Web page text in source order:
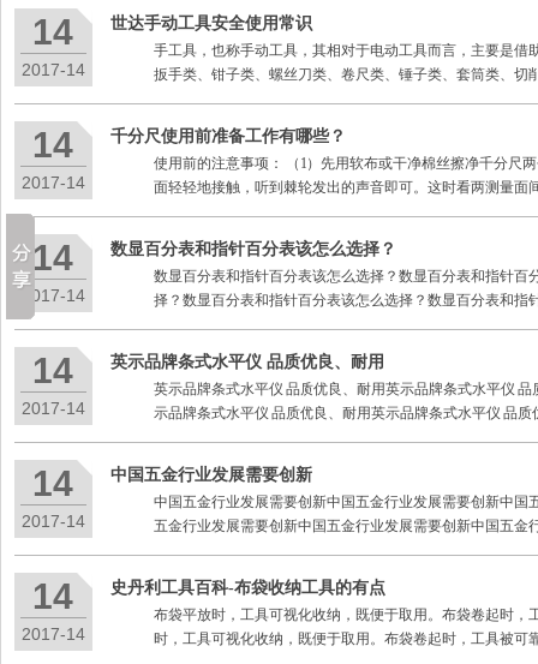
14
2017-14
世达手动工具安全使用常识
手工具，也称手动工具，其相对于电动工具而言，主要是
扳手类、钳子类、螺丝刀类、卷尺类、锤子类、套筒类、切
14
2017-14
千分尺使用前准备工作有哪些？
使用前的注意事项： （1）先用软布或干净棉丝擦净千分尺
面轻轻地接触，听到棘轮发出的声音即可。这时看两测量面
14
2017-14
数显百分表和指针百分表该怎么选择？
数显百分表和指针百分表该怎么选择？数显百分表和指针
择？数显百分表和指针百分表该怎么选择？数显百分表和指
14
2017-14
英示品牌条式水平仪 品质优良、耐用
英示品牌条式水平仪 品质优良、耐用英示品牌条式水平仪
示品牌条式水平仪 品质优良、耐用英示品牌条式水平仪 品质
14
2017-14
中国五金行业发展需要创新
中国五金行业发展需要创新中国五金行业发展需要创新中
五金行业发展需要创新中国五金行业发展需要创新中国五金
14
2017-14
史丹利工具百科-布袋收纳工具的有点
布袋平放时，工具可视化收纳，既便于取用。布袋卷起时
时，工具可视化收纳，既便于取用。布袋卷起时，工具被可